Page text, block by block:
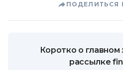
ПОДЕЛИТЬСЯ
Коротко о главном
рассылке